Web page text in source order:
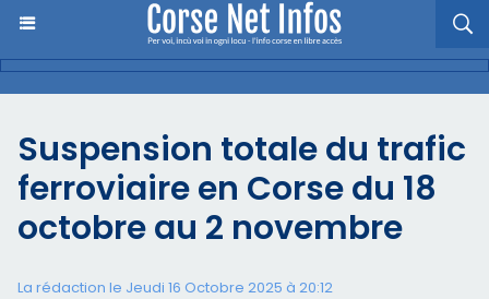
Suspension totale du trafic
ferroviaire en Corse du 18
octobre au 2 novembre
La rédaction le Jeudi 16 Octobre 2025 à 20:12